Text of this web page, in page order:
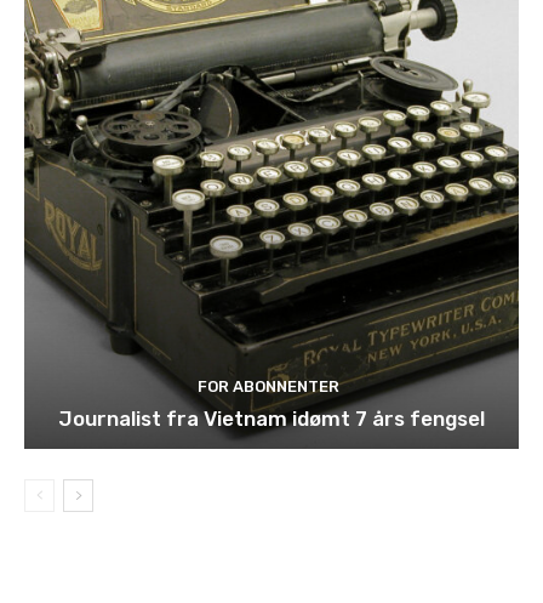
FOR ABONNENTER
Journalist fra Vietnam idømt 7 års fengsel